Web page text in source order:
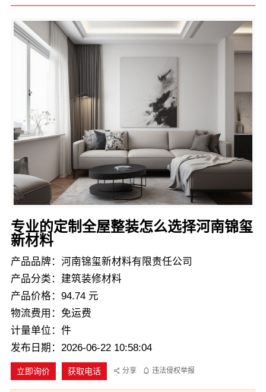
专业的定制全屋整装怎么选择河南锦玺
新材料
产品品牌：河南锦玺新材料有限责任公司
产品分类：建筑装修材料
产品价格：94.74 元
物流费用：免运费
计量单位：件
发布日期：2026-06-22 10:58:04
立即询价 获取电话 分享 违法侵权举报